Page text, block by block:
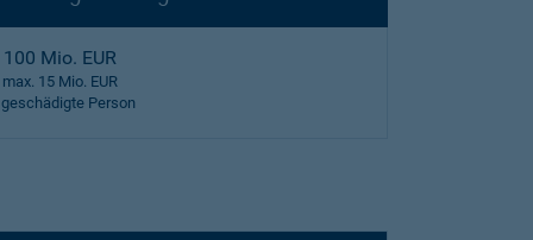
100 Mio. EUR
max. 15 Mio. EUR
Person